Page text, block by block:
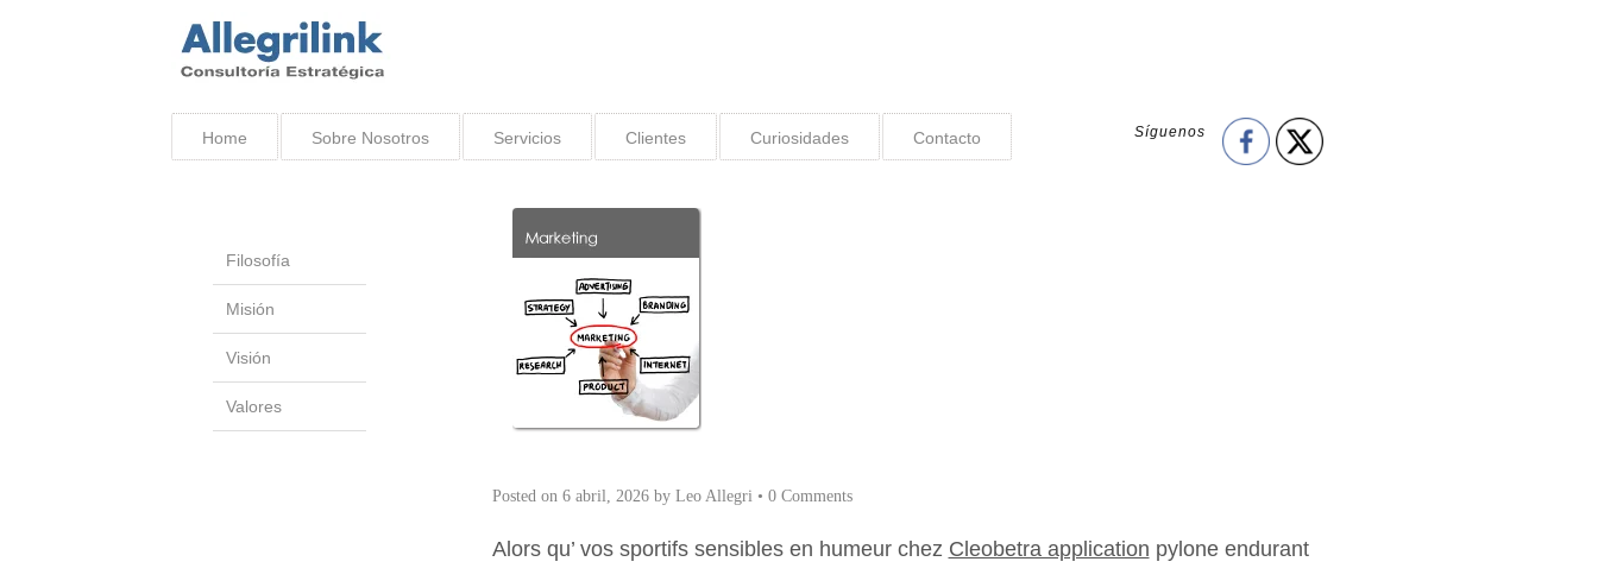
Home Sobre Nosotros Servicios Clientes Curiosidades Contacto
Filosofía
Misión
Visión
Valores
Síguenos
Posted on 6 abril, 2026by Leo Allegri• 0 Comments
Alors qu’ vos sportifs sensibles en humeur chez Cleobetra application pylone endurant